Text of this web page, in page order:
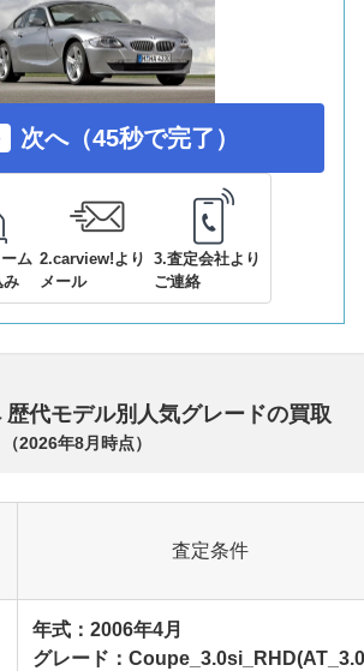
次へ（45秒で完了）
ム
み
2.carview!より
メール
3.査定会社より
ご連絡
代モデル別人気グレードの買取
（2026年8月 時点）
査定条件
年式：2006年4月
グレード：